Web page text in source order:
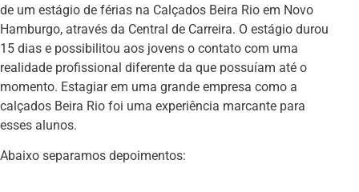
de um estágio de férias na Calçados Beira Rio em Novo
Hamburgo, através da Central de Carreira. O estágio durou
15 dias e possibilitou aos jovens o contato com uma
realidade profissional diferente da que possuíam até o
momento. Estagiar em uma grande empresa como a
calçados Beira Rio foi uma experiência marcante para
esses alunos.
Abaixo separamos depoimentos: